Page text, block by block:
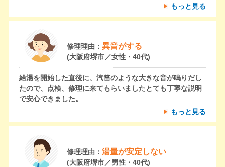
もっと見る
修理理由： 異音がする
(大阪府堺市／女性・40代)
給湯を開始した直後に、汽笛のような大きな音が鳴りだし
たので、点検、修理に来てもらいましたとても丁寧な説明
で安心できました。
もっと見る
修理理由： 湯量が安定しない
(大阪府堺市／男性・40代)